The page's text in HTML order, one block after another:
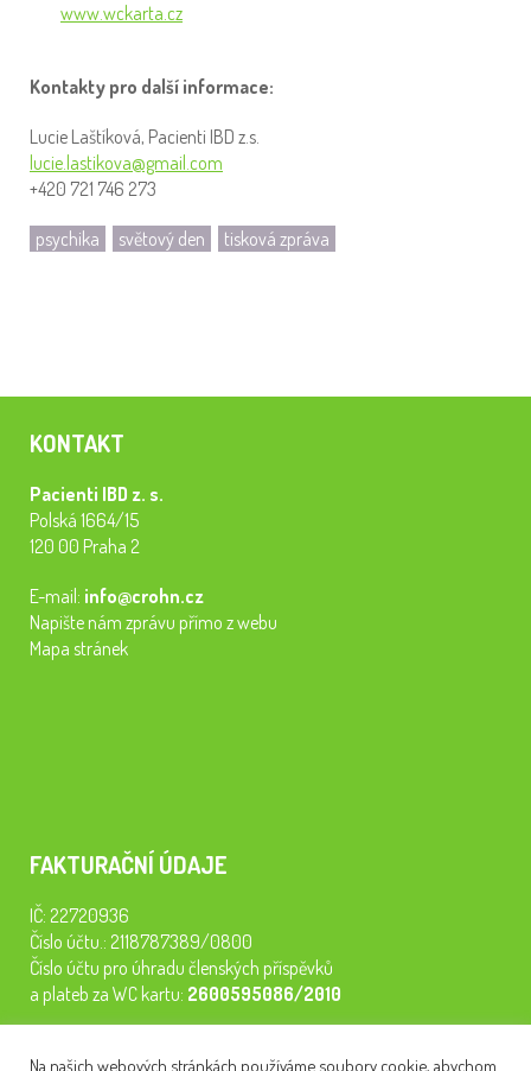
www.wckarta.cz
Kontakty pro další informace:
Lucie Laštíková, Pacienti IBD z.s.
lucie.lastikova@gmail.com
+420 721 746 273
psychika světový den tisková zpráva
KONTAKT
Pacienti IBD z. s.
Polská 1664/15
120 00 Praha 2
E-mail: info@crohn.cz
Napište nám zprávu přímo z webu
Mapa stránek
FAKTURAČNÍ ÚDAJE
IČ: 22720936
Číslo účtu.: 2118787389/0800
Číslo účtu pro úhradu členských příspěvků
a plateb za WC kartu: 2600595086/2010
Na našich webových stránkách používáme soubory cookie, abychom